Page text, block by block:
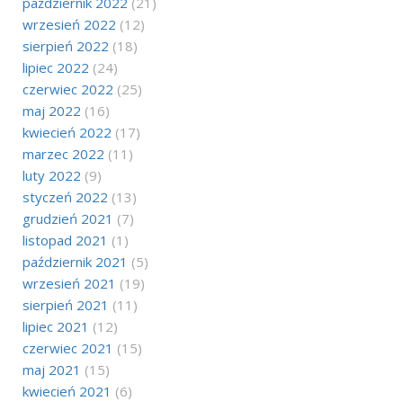
wrzesień 2022 (12)
sierpień 2022 (18)
lipiec 2022 (24)
czerwiec 2022 (25)
maj 2022 (16)
kwiecień 2022 (17)
marzec 2022 (11)
luty 2022 (9)
styczeń 2022 (13)
grudzień 2021 (7)
listopad 2021 (1)
październik 2021 (5)
wrzesień 2021 (19)
sierpień 2021 (11)
lipiec 2021 (12)
czerwiec 2021 (15)
maj 2021 (15)
kwiecień 2021 (6)